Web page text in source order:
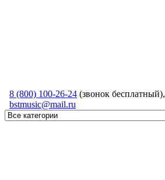
8 (800) 100-26-24 (звонок бесплатный),
bstmusic@mail.ru